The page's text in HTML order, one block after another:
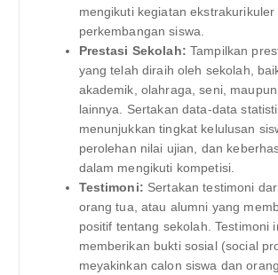
mengikuti kegiatan ekstrakurikuler
perkembangan siswa.
Prestasi Sekolah: Tampilkan
yang telah diraih oleh sekolah,
akademik, olahraga, seni,
lainnya. Sertakan data-data
menunjukkan tingkat kelulusan
perolehan nilai ujian, dan
dalam mengikuti kompetisi.
Testimoni: Sertakan testimoni
orang tua, atau alumni yang
positif tentang sekolah. Testimoni
memberikan bukti sosial (social
meyakinkan calon siswa dan